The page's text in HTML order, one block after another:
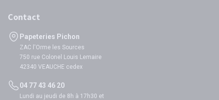
Contact
Papeteries Pichon
ZAC l'Orme les Sources
750 rue Colonel Louis Lemaire
42340 VEAUCHE cedex
04 77 43 46 20
Lundi au jeudi de 8h à 17h30 et